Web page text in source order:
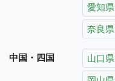
愛知県
奈良県
中国・四国 山口県